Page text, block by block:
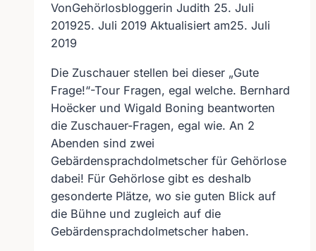
VonGehörlosbloggerin Judith 25. Juli
201925. Juli 2019 Aktualisiert am25. Juli
2019
Die Zuschauer stellen bei dieser „Gute
Frage!“-Tour Fragen, egal welche. Bernhard
Hoëcker und Wigald Boning beantworten
die Zuschauer-Fragen, egal wie. An 2
Abenden sind zwei
Gebärdensprachdolmetscher für Gehörlose
dabei! Für Gehörlose gibt es deshalb
gesonderte Plätze, wo sie guten Blick auf
die Bühne und zugleich auf die
Gebärdensprachdolmetscher haben.